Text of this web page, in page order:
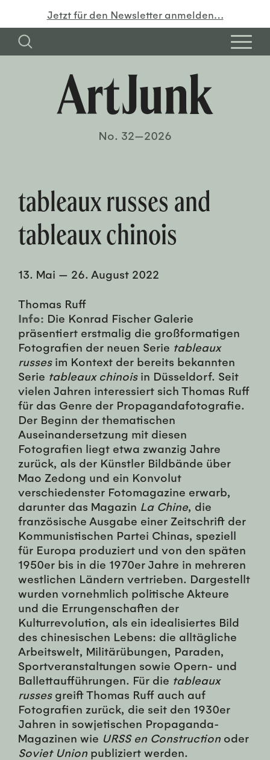
Jetzt für den Newsletter anmelden…
No. 32—2026
tableaux russes and
tableaux chinois
13. Mai — 26. August 2022
Thomas Ruff
Info: Die Konrad Fischer Galerie
präsentiert erstmalig die großformatigen
Fotografien der neuen Serie tableaux
russesim Kontext der bereits bekannten
Serie tableaux chinoisin Düsseldorf. Seit
vielen Jahren interessiert sich Thomas Ruff
für das Genre der Propagandafotografie.
Der Beginn der thematischen
Auseinandersetzung mit diesen
Fotografien liegt etwa zwanzig Jahre
zurück, als der Künstler Bildbände über
Mao Zedong und ein Konvolut
verschiedenster Fotomagazine erwarb,
darunter das Magazin La Chine, die
französische Ausgabe einer Zeitschrift der
Kommunistischen Partei Chinas, speziell
für Europa produziert und von den späten
1950er bis in die 1970er Jahre in mehreren
westlichen Ländern vertrieben. Dargestellt
wurden vornehmlich politische Akteure
und die Errungenschaften der
Kulturrevolution, als ein idealisiertes Bild
des chinesischen Lebens: die alltägliche
Arbeitswelt, Militärübungen, Paraden,
Sportveranstaltungen sowie Opern- und
Ballettaufführungen. Für die tableaux
russesgreift Thomas Ruff auch auf
Fotografien zurück, die seit den 1930er
Jahren in sowjetischen Propaganda-
Magazinen wie URSS en Construction oder
Soviet Union publiziert werden.